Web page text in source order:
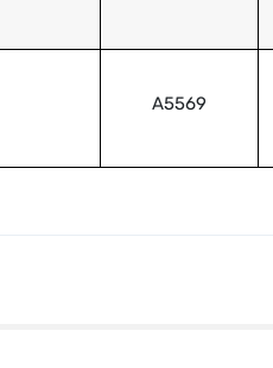
A5569